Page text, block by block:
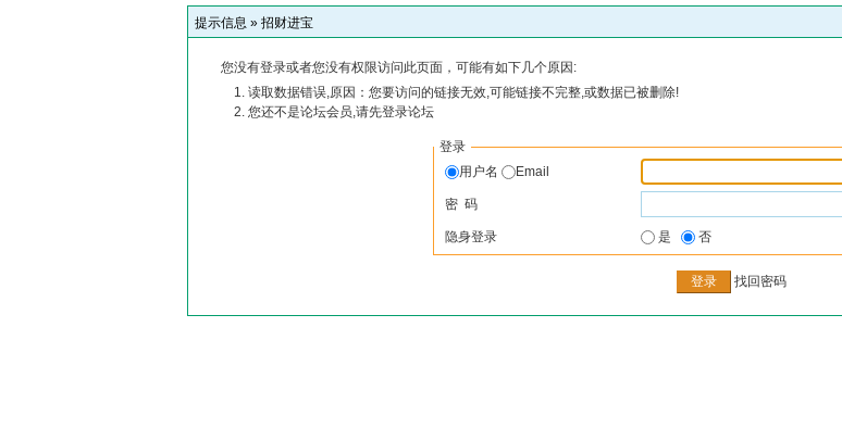
提示信息 » 招财进宝
您没有登录或者您没有权限访问此页面，可能有如下几个原因:
读取数据错误,原因：您要访问的链接无效,可能链接不完整,或数据已被删除!
您还不是论坛会员,请先登录论坛
登录
用户名
Email
密 码
隐身登录 是 否
找回密码